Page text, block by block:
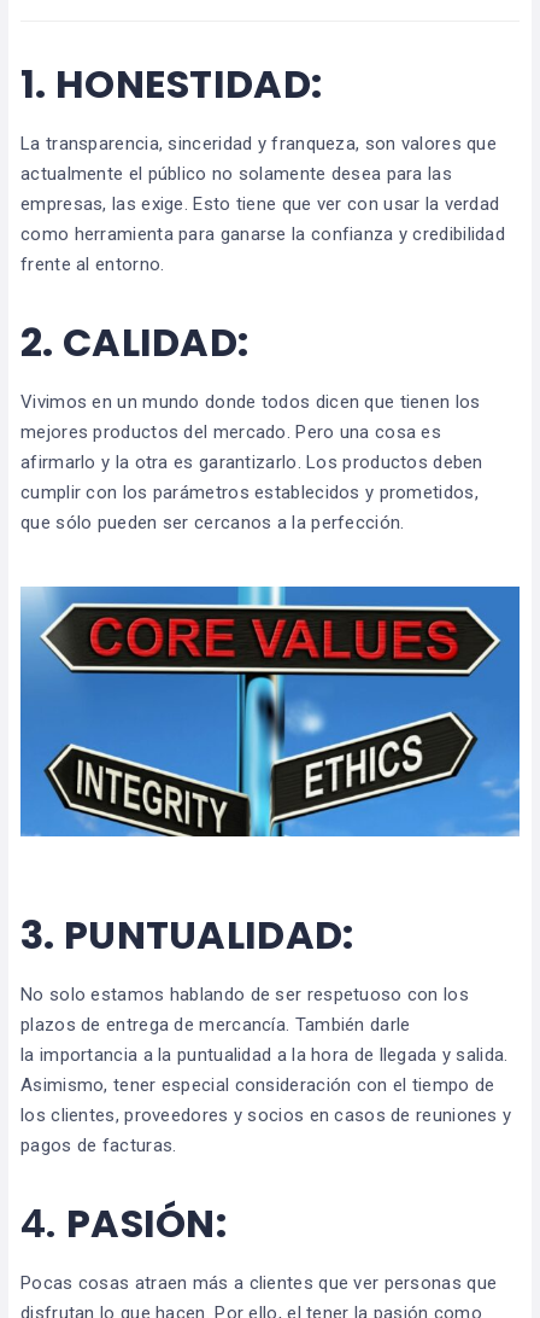
1. HONESTIDAD:
La transparencia, sinceridad y franqueza, son valores que
actualmente el público no solamente desea para las
empresas, las exige. Esto tiene que ver con usar la verdad
como herramienta para ganarse la confianza y credibilidad
frente al entorno.
2. CALIDAD:
Vivimos en un mundo donde todos dicen que tienen los
mejores productos del mercado. Pero una cosa es
afirmarlo y la otra es garantizarlo. Los productos deben
cumplir con los parámetros establecidos y prometidos,
que sólo pueden ser cercanos a la perfección.
3. PUNTUALIDAD:
No solo estamos hablando de ser respetuoso con los
plazos de entrega de mercancía. También darle
la importancia a la puntualidad a la hora de llegada y salida.
Asimismo, tener especial consideración con el tiempo de
los clientes, proveedores y socios en casos de reuniones y
pagos de facturas.
4. PASIÓN:
Pocas cosas atraen más a clientes que ver personas que
disfrutan lo que hacen. Por ello, el tener la pasión como